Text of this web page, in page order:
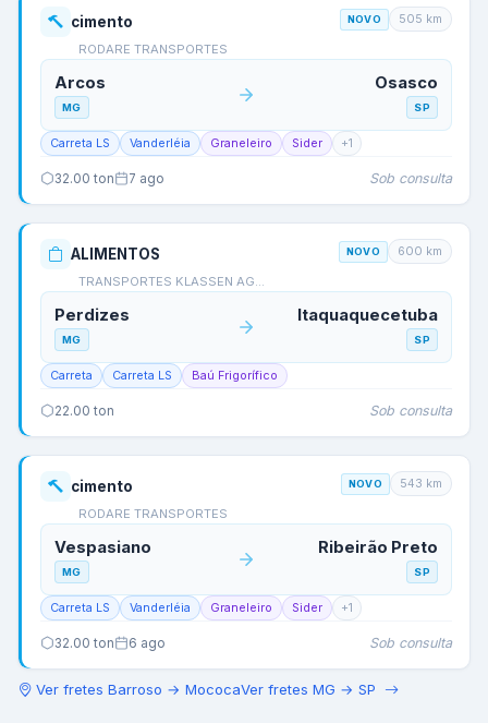
cimento
RODARE TRANSPORTES
NOVO 505 km
Arcos
MG
Osasco
SP
Carreta LS Vanderléia Graneleiro Sider +1
32.00 ton 7 ago Sob consulta
ALIMENTOS
TRANSPORTES KLASSEN AG…
NOVO 600 km
Perdizes
MG
Itaquaquecetuba
SP
Carreta Carreta LS Baú Frigorífico
22.00 ton Sob consulta
cimento
RODARE TRANSPORTES
NOVO 543 km
Vespasiano
MG
Ribeirão Preto
SP
Carreta LS Vanderléia Graneleiro Sider +1
32.00 ton 6 ago Sob consulta
Ver fretes Barroso → MococaVer fretes MG → SP